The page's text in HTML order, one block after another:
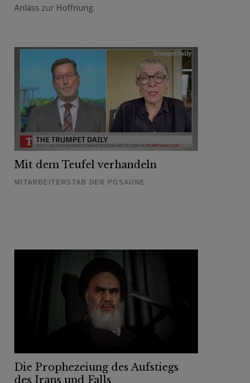
Anlass zur Hoffnung.
Mit dem Teufel verhandeln
MITARBEITERSTAB DER POSAUNE
Die Prophezeiung des Aufstiegs
des Irans und Falls